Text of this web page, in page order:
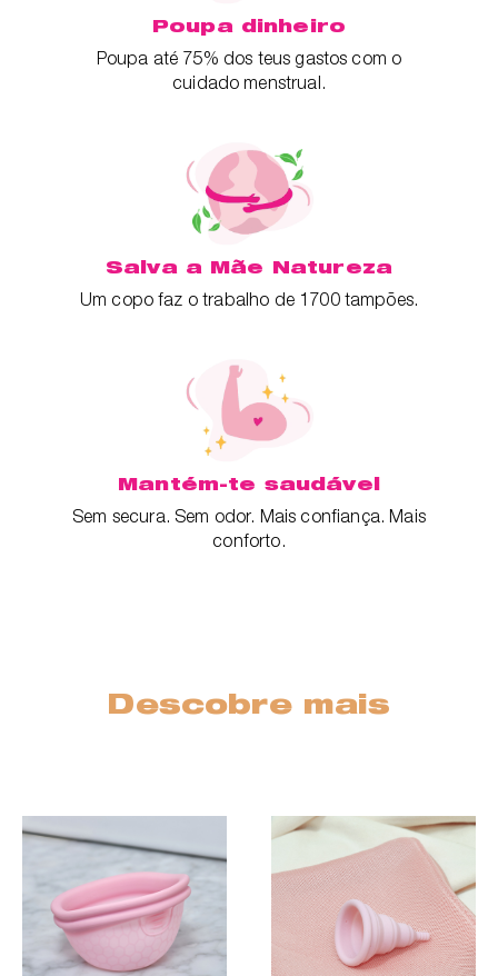
Poupa dinheiro
Poupa até 75% dos teus gastos com o
cuidado menstrual.
Salva a Mãe Natureza
Um copo faz o trabalho de 1700 tampões.
Mantém-te saudável
Sem secura. Sem odor. Mais confiança. Mais
conforto.
Descobre mais